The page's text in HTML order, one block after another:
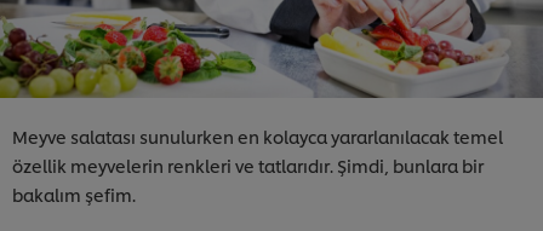
Meyve salatası sunulurken en kolayca yararlanılacak temel
özellik meyvelerin renkleri ve tatlarıdır. Şimdi, bunlara bir
bakalım şefim.